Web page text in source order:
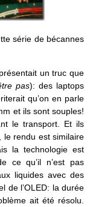
série de bécannes
un truc que
pas): des laptops
qu’on en parle
et ils sont souples!
le transport. Et ils
le rendu est similaire
la technologie est
ce qu’il n’est pas
liquides avec des
de l’OLED: la durée
ait été résolu.